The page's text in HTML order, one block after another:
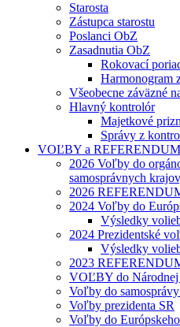
Starosta
Zástupca starostu
Poslanci ObZ
Zasadnutia ObZ
Rokovací
Harmonogram
Všeobecne záväzné
Hlavný kontrolór
Majetkové
Správy z
VOĽBY a REFERENDUM
2026 Voľby do
samosprávnych
2026
2024 Voľby do
Výsledky
2024 Prezidentské
Výsledky
2023
VOĽBY do Národnej
Voľby do
Voľby prezidenta SR
Voľby do